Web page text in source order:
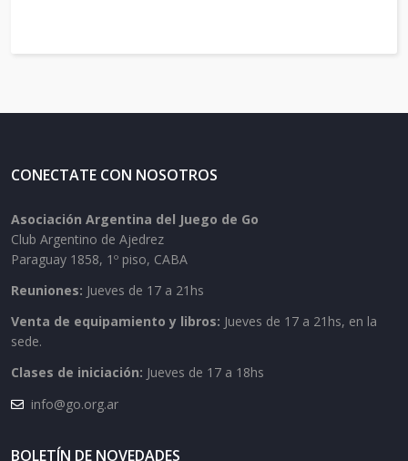
CONECTATE CON NOSOTROS
Asociación Argentina del Juego de Go
Club Argentino de Ajedrez
Paraguay 1858, 1º piso, CABA
Reuniones: Jueves de 17 a 21hs
Venta de equipamiento y libros: Jueves de 17 a 21hs, en la
sede.
Clases de iniciación: Jueves de 17 a 18hs
info@go.org.ar
BOLETÍN DE NOVEDADES